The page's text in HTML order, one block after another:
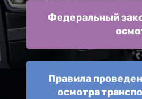
Федеральный
Правила
осмотра